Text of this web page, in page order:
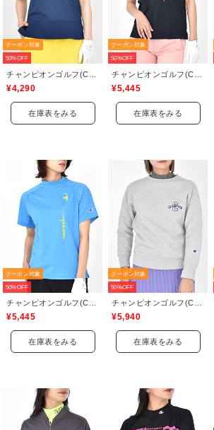
クーポン対象
50%OFF
¥4,290
在庫表をみる
クーポン対象
50%OFF
¥5,445
在庫表をみる
クーポン対象
50%OFF
¥5,445
在庫表をみる
クーポン対象
50%OFF
¥5,940
在庫表をみる